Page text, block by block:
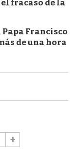
fracaso de la
Francisco
de una hora